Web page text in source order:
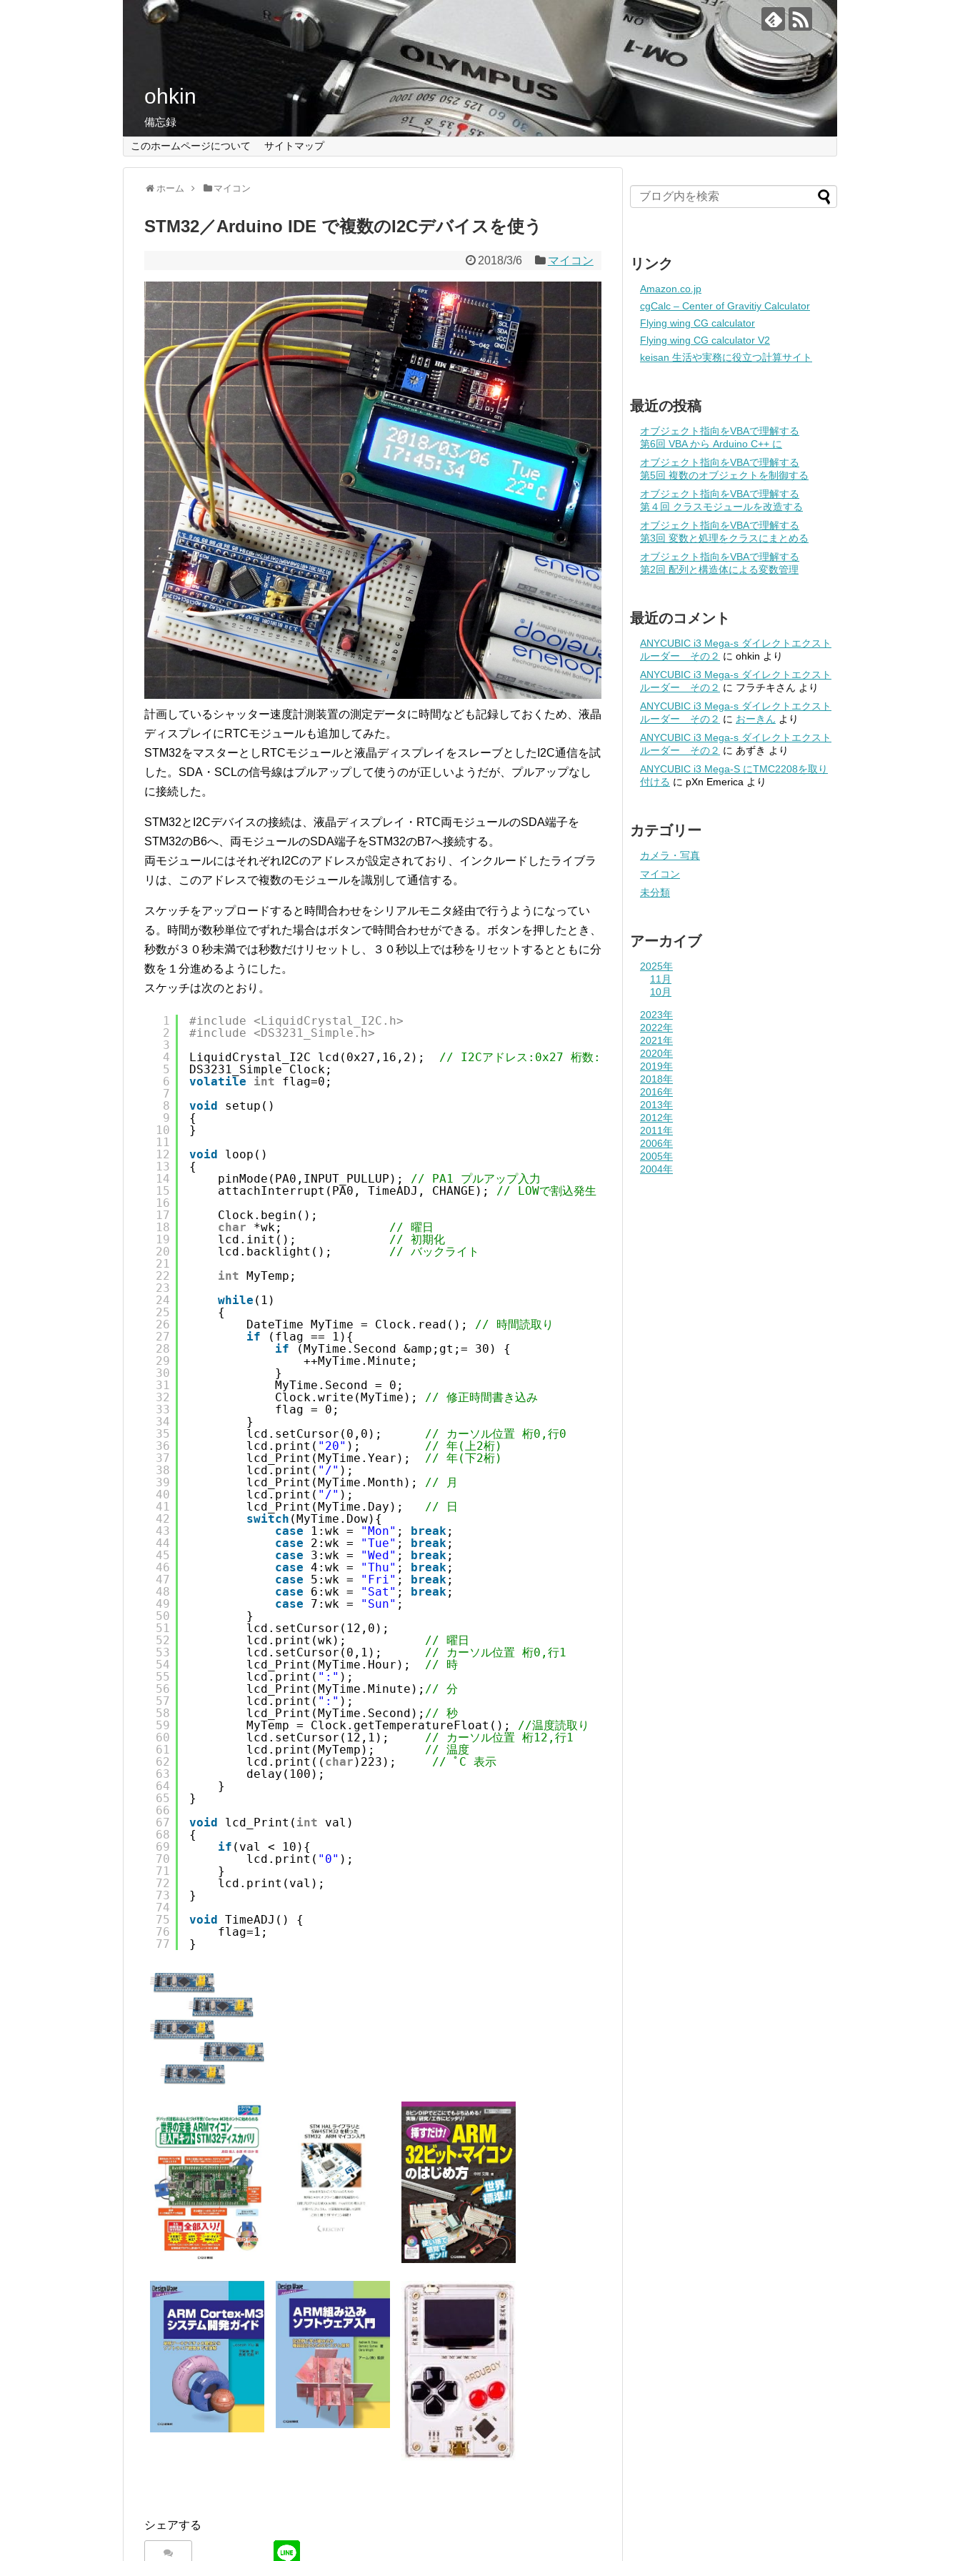
ohkin
備忘録
このホームページについて サイトマップ
ホーム マイコン
STM32／Arduino IDE で複数のI2Cデバイスを使う
2018/3/6 マイコン
計画しているシャッター速度計測装置の測定データに時間なども記録しておくため、液晶
ディスプレイにRTCモジュールも追加してみた。
STM32をマスターとしRTCモジュールと液晶ディスプレイをスレーブとしたI2C通信を試
した。 SDA・SCLの信号線はプルアップして使うのが正しいようだが、プルアップなし
に接続した。
STM32とI2Cデバイスの接続は、液晶ディスプレイ・RTC両モジュールのSDA端子を
STM32のB6へ、両モジュールのSDA端子をSTM32のB7へ接続する。
両モジュールにはそれぞれI2Cのアドレスが設定されており、インクルードしたライブラ
リは、このアドレスで複数のモジュールを識別して通信する。
スケッチをアップロードすると時間合わせをシリアルモニタ経由で行うようになってい
る。時間が数秒単位でずれた場合はボタンで時間合わせができる。ボタンを押したとき、
秒数が３０秒未満では秒数だけリセットし、３０秒以上では秒をリセットするとともに分
数を１分進めるようにした。
スケッチは次のとおり。
1
2
3
4
5
6
7
8
9
10
11
12
13
14
15
16
17
18
19
20
21
22
23
24
25
26
27
28
29
30
31
32
33
34
35
36
37
38
39
40
41
42
43
44
45
46
47
48
49
50
51
52
53
54
55
56
57
58
59
60
61
62
63
64
65
66
67
68
69
70
71
72
73
74
75
76
77
#include <LiquidCrystal_I2C.h>
#include <DS3231_Simple.h>
LiquidCrystal_I2C lcd(0x27,16,2); // I2Cアドレス:0x27 桁数:16 行数:2
DS3231_Simple Clock;
volatile
int
flag=0;
void
setup()
{
}
void
loop()
{
pinMode(PA0,INPUT_PULLUP); // PA1 プルアップ入力
attachInterrupt(PA0, TimeADJ, CHANGE); // LOWで割込発生
Clock.begin();
char
*wk; // 曜日
lcd.init(); // 初期化
lcd.backlight(); // バックライト
int MyTemp;
while (1)
{
DateTime MyTime = Clock.read(); // 時間読取り
if
(flag == 1){
if
(MyTime.Second &amp;gt;= 30) {
++MyTime.Minute;
}
MyTime.Second = 0;
Clock.write(MyTime); // 修正時間書き込み
flag = 0;
}
lcd.setCursor(0,0); // カーソル位置 桁0,行0
lcd.print( "20" ); // 年(上2桁)
lcd_Print(MyTime.Year); // 年(下2桁)
lcd.print( "/" );
lcd_Print(MyTime.Month); // 月
lcd.print( "/" );
lcd_Print(MyTime.Day); // 日
switch (MyTime.Dow){
case
1:wk = "Mon" ; break;
case
2:wk = "Tue" ; break;
case
3:wk = "Wed" ; break;
case 4:wk = "Thu" ; break;
case
5:wk = "Fri" ; break;
case
6:wk = "Sat" ; break;
case
7:wk = "Sun" ;
}
lcd.setCursor(12,0);
lcd.print(wk); // 曜日
lcd.setCursor(0,1); // カーソル位置 桁0,行1
lcd_Print(MyTime.Hour); // 時
lcd.print( ":" );
lcd_Print(MyTime.Minute); // 分
lcd.print( ":" );
lcd_Print(MyTime.Second); // 秒
MyTemp = Clock.getTemperatureFloat(); //温度読取り
lcd.setCursor(12,1); // カーソル位置 桁12,行1
lcd.print(MyTemp); // 温度
lcd.print(( char )223); // ﾟC 表示
delay(100);
}
}
void
lcd_Print( int
val)
{
if (val < 10){
lcd.print( "0" );
}
lcd.print(val);
}
void TimeADJ() {
flag=1;
}
シェアする
リンク
Amazon.co.jp
cgCalc – Center of Gravitiy Calculator
Flying wing CG calculator
Flying wing CG calculator V2
keisan 生活や実務に役立つ計算サイト
最近の投稿
オブジェクト指向をVBAで理解する
第6回 VBA から Arduino C++ に
オブジェクト指向をVBAで理解する
第5回 複数のオブジェクトを制御する
オブジェクト指向をVBAで理解する
第４回 クラスモジュールを改造する
オブジェクト指向をVBAで理解する
第3回 変数と処理をクラスにまとめる
オブジェクト指向をVBAで理解する
第2回 配列と構造体による変数管理
最近のコメント
ANYCUBIC i3 Mega-s ダイレクトエクスト
ルーダー その２ に ohkin より
ANYCUBIC i3 Mega-s ダイレクトエクスト
ルーダー その２ に フラチキさん より
ANYCUBIC i3 Mega-s ダイレクトエクスト
ルーダー その２ に おーきん より
ANYCUBIC i3 Mega-s ダイレクトエクスト
ルーダー その２ に あずき より
ANYCUBIC i3 Mega-S にTMC2208を取り
付ける に pXn Emerica より
カテゴリー
カメラ・写真
マイコン
未分類
アーカイブ
2025年
11月
10月
2023年
2022年
2021年
2020年
2019年
2018年
2016年
2013年
2012年
2011年
2006年
2005年
2004年